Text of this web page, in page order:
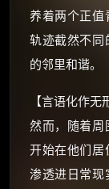
养着两个正值
轨迹截然不同
的邻里和谐。
【言语化作无
然而，随着周
开始在他们居
渗透进日常现
🧧 福
你